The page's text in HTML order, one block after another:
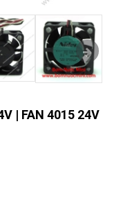
| FAN 4015 24V